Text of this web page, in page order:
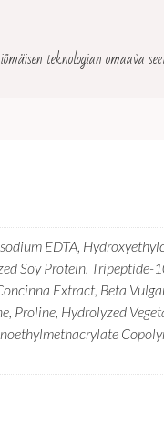
teknologian omaava
EDTA,
Soy Protein,
Extract, Beta
Proline, Hydrolyzed